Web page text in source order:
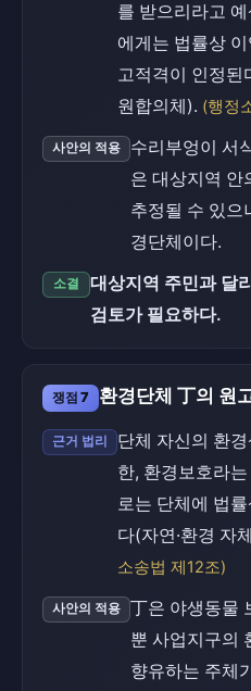
를 받으리라고
에게는 법률상
고적격이 인정
원합의체). (행정
사안의 적용
수리부엉이 서
은 대상지역 안
추정될 수 있으
경단체이다.
소결
대상지역 주민과 달
검토가 필요하다.
쟁점 7 환경단체 丁의 원
근거 법리
단체 자신의 환
한, 환경보호라
로는 단체에 법
다(자연·환경 자
소송법 제12조)
사안의 적용
丁은 야생동물
뿐 사업지구의
향유하는 주체